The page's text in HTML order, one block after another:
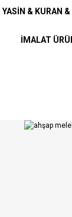
YASİN & KURAN
İMALAT